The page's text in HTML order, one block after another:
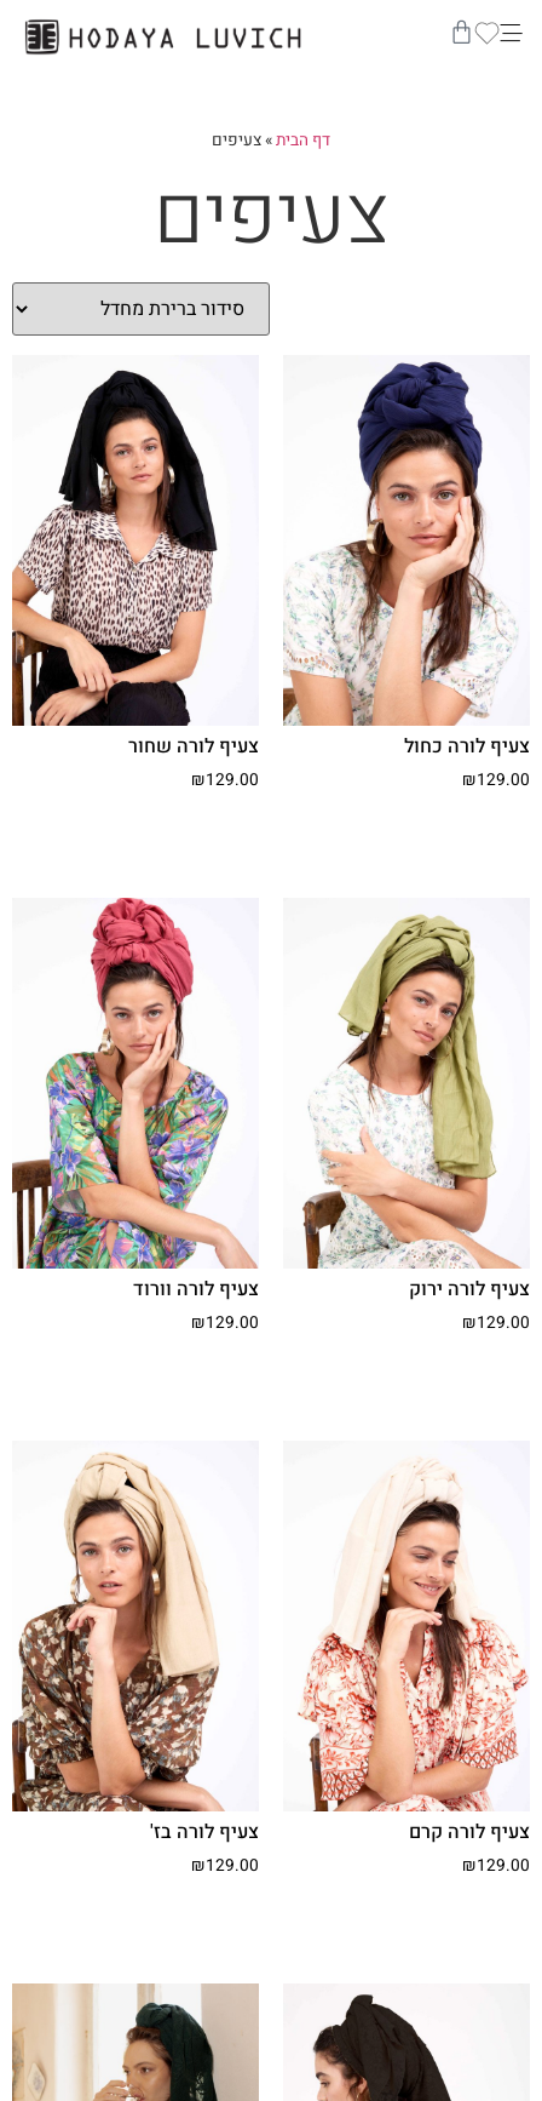
דף הבית»צעיפים
צעיפים
צעיף לורה כחול
₪129.00
צעיף לורה שחור
₪129.00
צעיף לורה ירוק
₪129.00
צעיף לורה וורוד
₪129.00
צעיף לורה קרם
₪129.00
צעיף לורה בז'
₪129.00